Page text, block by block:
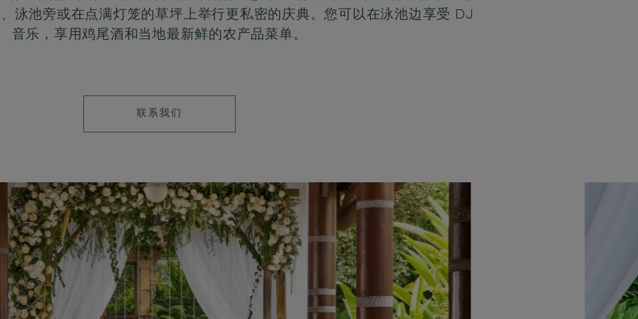
泳池旁或在点满灯笼的草坪上举行更私密的庆典。您可以在泳池边享受 DJ
音乐，享用鸡尾酒和当地最新鲜的农产品菜单。
LEARN
MORE
联系我们